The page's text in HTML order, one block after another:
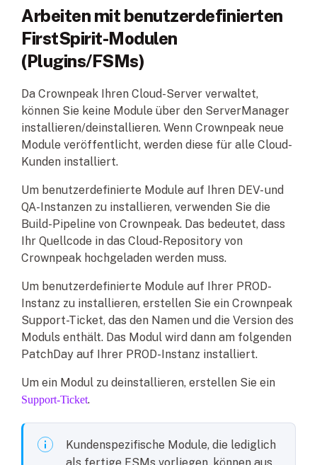
Arbeiten mit benutzerdefinierten
FirstSpirit-Modulen
(Plugins/FSMs)
Da Crownpeak Ihren Cloud-Server verwaltet,
können Sie keine Module über den ServerManager
installieren/deinstallieren. Wenn Crownpeak neue
Module veröffentlicht, werden diese für alle Cloud-
Kunden installiert.
Um benutzerdefinierte Module auf Ihren DEV- und
QA-Instanzen zu installieren, verwenden Sie die
Build-Pipeline von Crownpeak. Das bedeutet, dass
Ihr Quellcode in das Cloud-Repository von
Crownpeak hochgeladen werden muss.
Um benutzerdefinierte Module auf Ihrer PROD-
Instanz zu installieren, erstellen Sie ein Crownpeak
Support-Ticket, das den Namen und die Version des
Moduls enthält. Das Modul wird dann am folgenden
PatchDay auf Ihrer PROD-Instanz installiert.
Um ein Modul zu deinstallieren, erstellen Sie ein
Support-Ticket.
Kundenspezifische Module, die lediglich